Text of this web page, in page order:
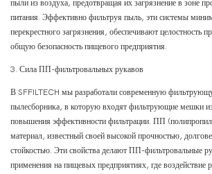
пыли из воздуха, предотвращая их загрязнение в зоне
питания. Эффективно фильтруя пыль, эти системы
перекрестного загрязнения, обеспечивают целостность
общую безопасность пищевого предприятия.
3. Сила ПП-фильтровальных рукавов
В SFFILTECH мы разработали современную
пылесборника, в которую входят фильтрующие мешки
повышения эффективности фильтрации. ПП
материал, известный своей высокой прочностью,
стойкостью. Эти свойства делают ПП-фильтровальные
применения на пищевых предприятиях, где воздействие